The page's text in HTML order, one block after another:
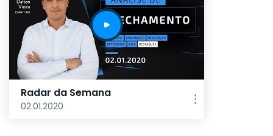
Radar da Semana
02.01.2020